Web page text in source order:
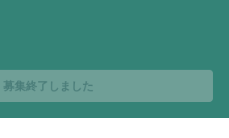
募集終了しました